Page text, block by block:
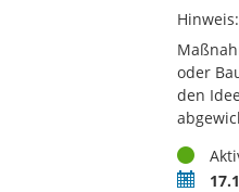
Hinweis:
oder
den
Status